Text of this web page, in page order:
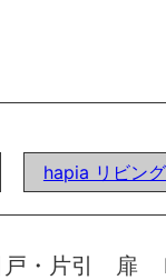
hapia リビン
・片引 扉